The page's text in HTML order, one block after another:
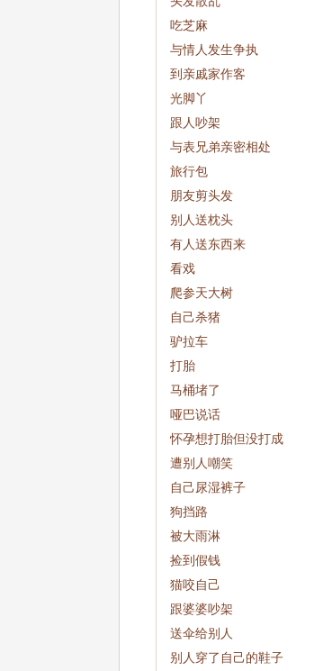
吃芝麻
与情人发生争执
到亲戚家作客
光脚丫
跟人吵架
与表兄弟亲密相处
旅行包
朋友剪头发
别人送枕头
有人送东西来
看戏
爬参天大树
自己杀猪
驴拉车
打胎
马桶堵了
哑巴说话
怀孕想打胎但没打成
遭别人嘲笑
自己尿湿裤子
狗挡路
被大雨淋
捡到假钱
猫咬自己
跟婆婆吵架
送伞给别人
别人穿了自己的鞋子